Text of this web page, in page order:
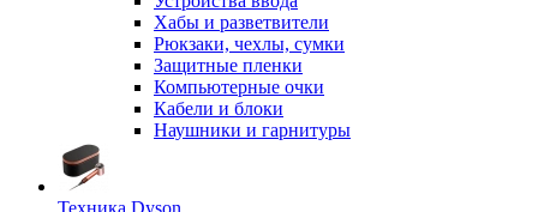
Хабы и разветвители
Рюкзаки, чехлы, сумки
Защитные пленки
Компьютерные очки
Кабели и блоки
Наушники и гарнитуры
Техника Dyson